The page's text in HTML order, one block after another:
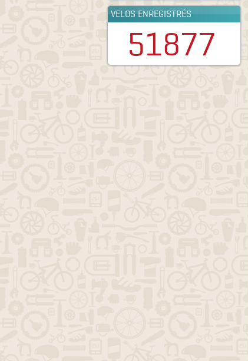
VELOS ENREGISTRÉS
51877